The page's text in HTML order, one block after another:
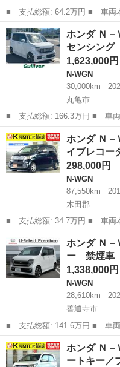
■ 支払総額: 64.2万円 ■ 車両本体価格： 577,000 円 ■ メーカー
名： ホンダ ■ 車種名： Ｎ
ッケージ ＥＴＣ バックカ
ライト ＨＩ...
香川 高松市 N-WGN
ホンダ Ｎ－
センシン
1,623,000円
N-WGN
30,000km
丸亀市
■ 支払総額: 166.3万円 ■ 車両本体価格： 1,623,000 円 ■ メーカ
ー名： ホンダ ■ 車種名：
名： Ｌ・ターボホンダセンシ
ビ フルセグ...
香川 丸亀市 N-WGN
ホンダ Ｎ
イブレコー
298,000円
N-WGN
87,550km
木田郡
■ 支払総額: 34.7万円 ■ 車両本体価格： 298,000 円 ■ メーカー
名： ホンダ ■ 車種名： Ｎ
ゲーション／ドライブレコーダ
／オートエア...
香川 木田郡 N-WGN
ホンダ Ｎ
ー 禁煙車
1,338,000円
N-WGN
28,610km
善通寺市
■ 支払総額: 141.6万円 ■ 車両本体価格： 1,338,000 円 ■ メーカ
ー名： ホンダ ■ 車種名：
名： Ｌ ワンオーナー 禁煙
７ＮＢｉ Ｔ...
香川 善通寺市 N-WGN
ホンダ Ｎ
ートキー／